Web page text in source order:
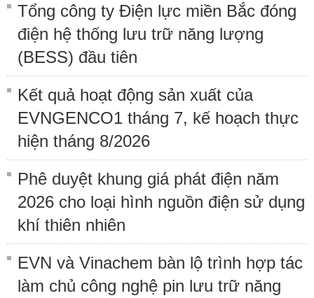
Tổng công ty Điện lực miền Bắc đóng
điện hệ thống lưu trữ năng lượng
(BESS) đầu tiên
Kết quả hoạt động sản xuất của
EVNGENCO1 tháng 7, kế hoạch thực
hiện tháng 8/2026
Phê duyệt khung giá phát điện năm
2026 cho loại hình nguồn điện sử dụng
khí thiên nhiên
EVN và Vinachem bàn lộ trình hợp tác
làm chủ công nghệ pin lưu trữ năng